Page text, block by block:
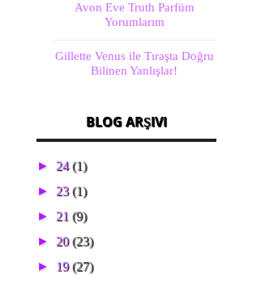
Avon Eve Truth Parfüm
Yorumlarım
Gillette Venus ile Tıraşta Doğru
Bilinen Yanlışlar!
BLOG ARŞIVI
► 24(1)
► 23(1)
► 21 (9)
► 20(23)
► 19(27)